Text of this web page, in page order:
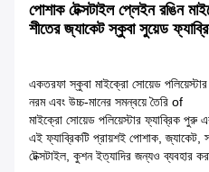
পোশাক টেক্সটাইল প্লেইন রঙিন
শীতের জ্যাকেট স্কুবা সুয়েড
একতরফা স্কুবা মাইক্রো সোয়েড পলিয়েস্টার
নরম এবং উচ্চ-মানের সমন্বয়ে তৈরি of
মাইক্রো সোয়েড পলিয়েস্টার ফ্যাব্রিক পুরু
এই ফ্যাব্রিকটি প্রায়শই পোশাক, জ্যাকেট,
টেক্সটাইল, কুশন ইত্যাদির জন্যও ব্যবহার